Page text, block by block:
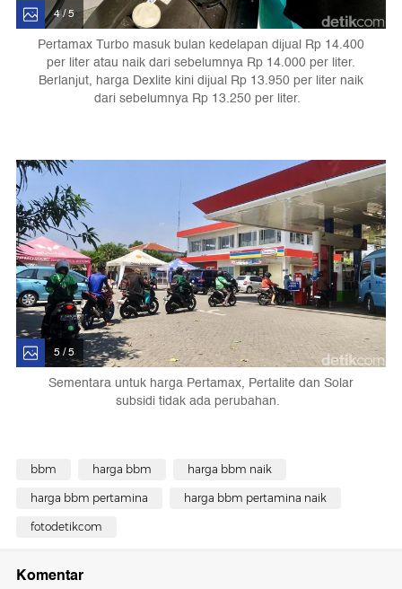
4 / 5
Pertamax Turbo masuk bulan kedelapan dijual Rp 14.400
per liter atau naik dari sebelumnya Rp 14.000 per liter.
Berlanjut, harga Dexlite kini dijual Rp 13.950 per liter naik
dari sebelumnya Rp 13.250 per liter.
5 / 5
Sementara untuk harga Pertamax, Pertalite dan Solar
subsidi tidak ada perubahan.
bbm harga bbm harga bbm naik
harga bbm pertamina harga bbm pertamina naik
fotodetikcom
Komentar